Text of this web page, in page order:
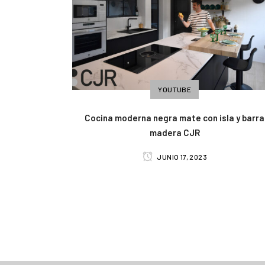
YOUTUBE
Cocina moderna negra mate con isla y barra
madera CJR
JUNIO 17, 2023